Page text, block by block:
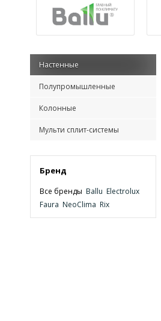
Настенные
Полупромышленные
Колонные
Мульти сплит-системы
Бренд
Все бренды Ballu Electrolux
Faura NeoClima Rix